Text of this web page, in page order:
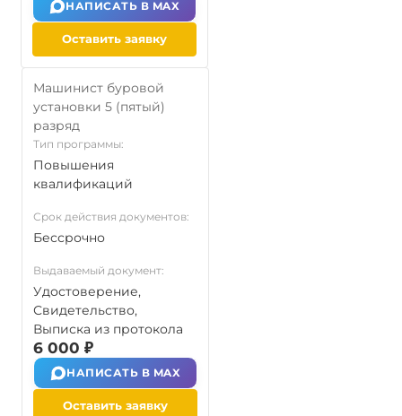
НАПИСАТЬ В MAX
Оставить заявку
Машинист буровой
установки 5 (пятый)
разряд
Тип программы:
Повышения
квалификаций
Срок действия документов:
Бессрочно
Выдаваемый документ:
Удостоверение,
Свидетельство,
Выписка из протокола
6 000 ₽
НАПИСАТЬ В MAX
Оставить заявку